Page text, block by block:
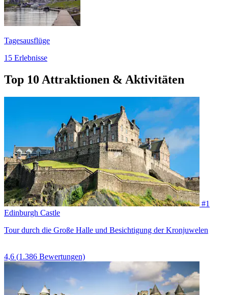
Tagesausflüge
15 Erlebnisse
Top 10 Attraktionen & Aktivitäten
#1
Edinburgh Castle
Tour durch die Große Halle und Besichtigung der Kronjuwelen
4,6 (1.386 Bewertungen)